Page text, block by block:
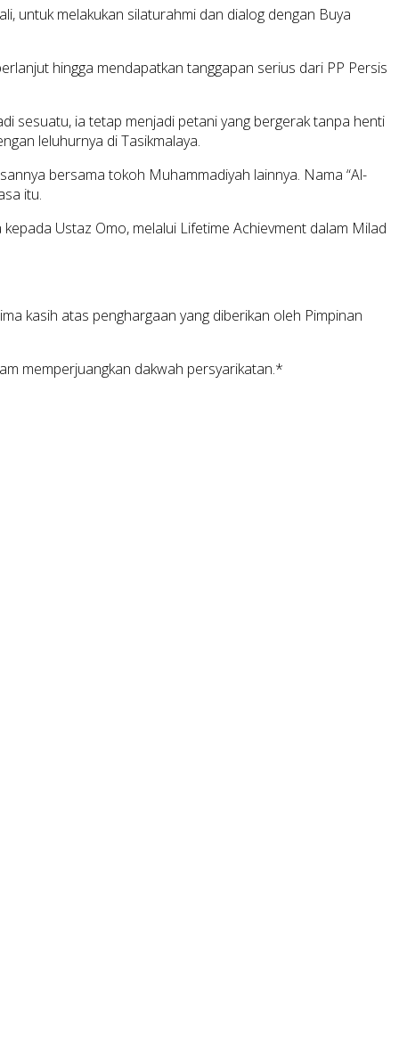
untuk melakukan silaturahmi dan dialog dengan Buya
hingga mendapatkan tanggapan serius dari PP Persis
sesuatu, ia tetap menjadi petani yang bergerak tanpa henti
leluhurnya di Tasikmalaya.
bersama tokoh Muhammadiyah lainnya. Nama “Al-
itu.
Ustaz Omo, melalui Lifetime Achievment dalam Milad
kasih atas penghargaan yang diberikan oleh Pimpinan
memperjuangkan dakwah persyarikatan.*